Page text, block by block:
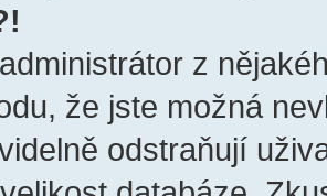
z
že jste možná
odstraňují